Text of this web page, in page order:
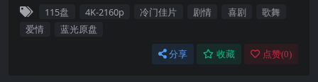
115盘 4K-2160p 冷门佳片 剧情 喜剧
歌舞
爱情
蓝光原盘
分享 收藏 点赞(0)